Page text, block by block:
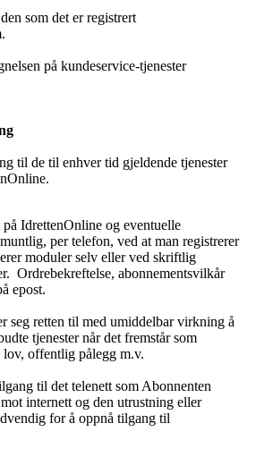
som det er registrert
på kundeservice-tjenester
til de til enhver tid gjeldende tjenester
IdrettenOnline og eventuelle
per telefon, ved at man registrerer
moduler selv eller ved skriftlig
Ordrebekreftelse, abonnementsvilkår
epost.
seg retten til med umiddelbar virkning å
tjenester når det fremstår som
offentlig pålegg m.v.
til det telenett som Abonnenten
internett og den utrustning eller
for å oppnå tilgang til